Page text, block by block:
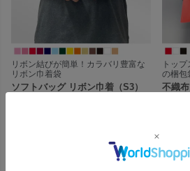
リボン結びが簡単！カラバリ豊富な
リボン巾着袋
ソフトバッグ リボン巾着（S3）
トッ
の梱包
不織
¥108.1